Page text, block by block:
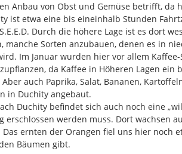
Anbau von Obst und Gemüse betrifft, da
ist etwa eine bis eineinhalb Stunden
Durch die höhere Lage ist es dort
manche Sorten anzubauen, denen es in
Im Januar wurden hier vor allem
da Kaffee in Höheren Lagen ein
auch Paprika, Salat, Bananen,
in Duchity angebaut.
Duchity befindet sich auch noch eine
erschlossen werden muss. Dort wachsen
ernten der Orangen fiel uns hier noch
Bäumen gibt.